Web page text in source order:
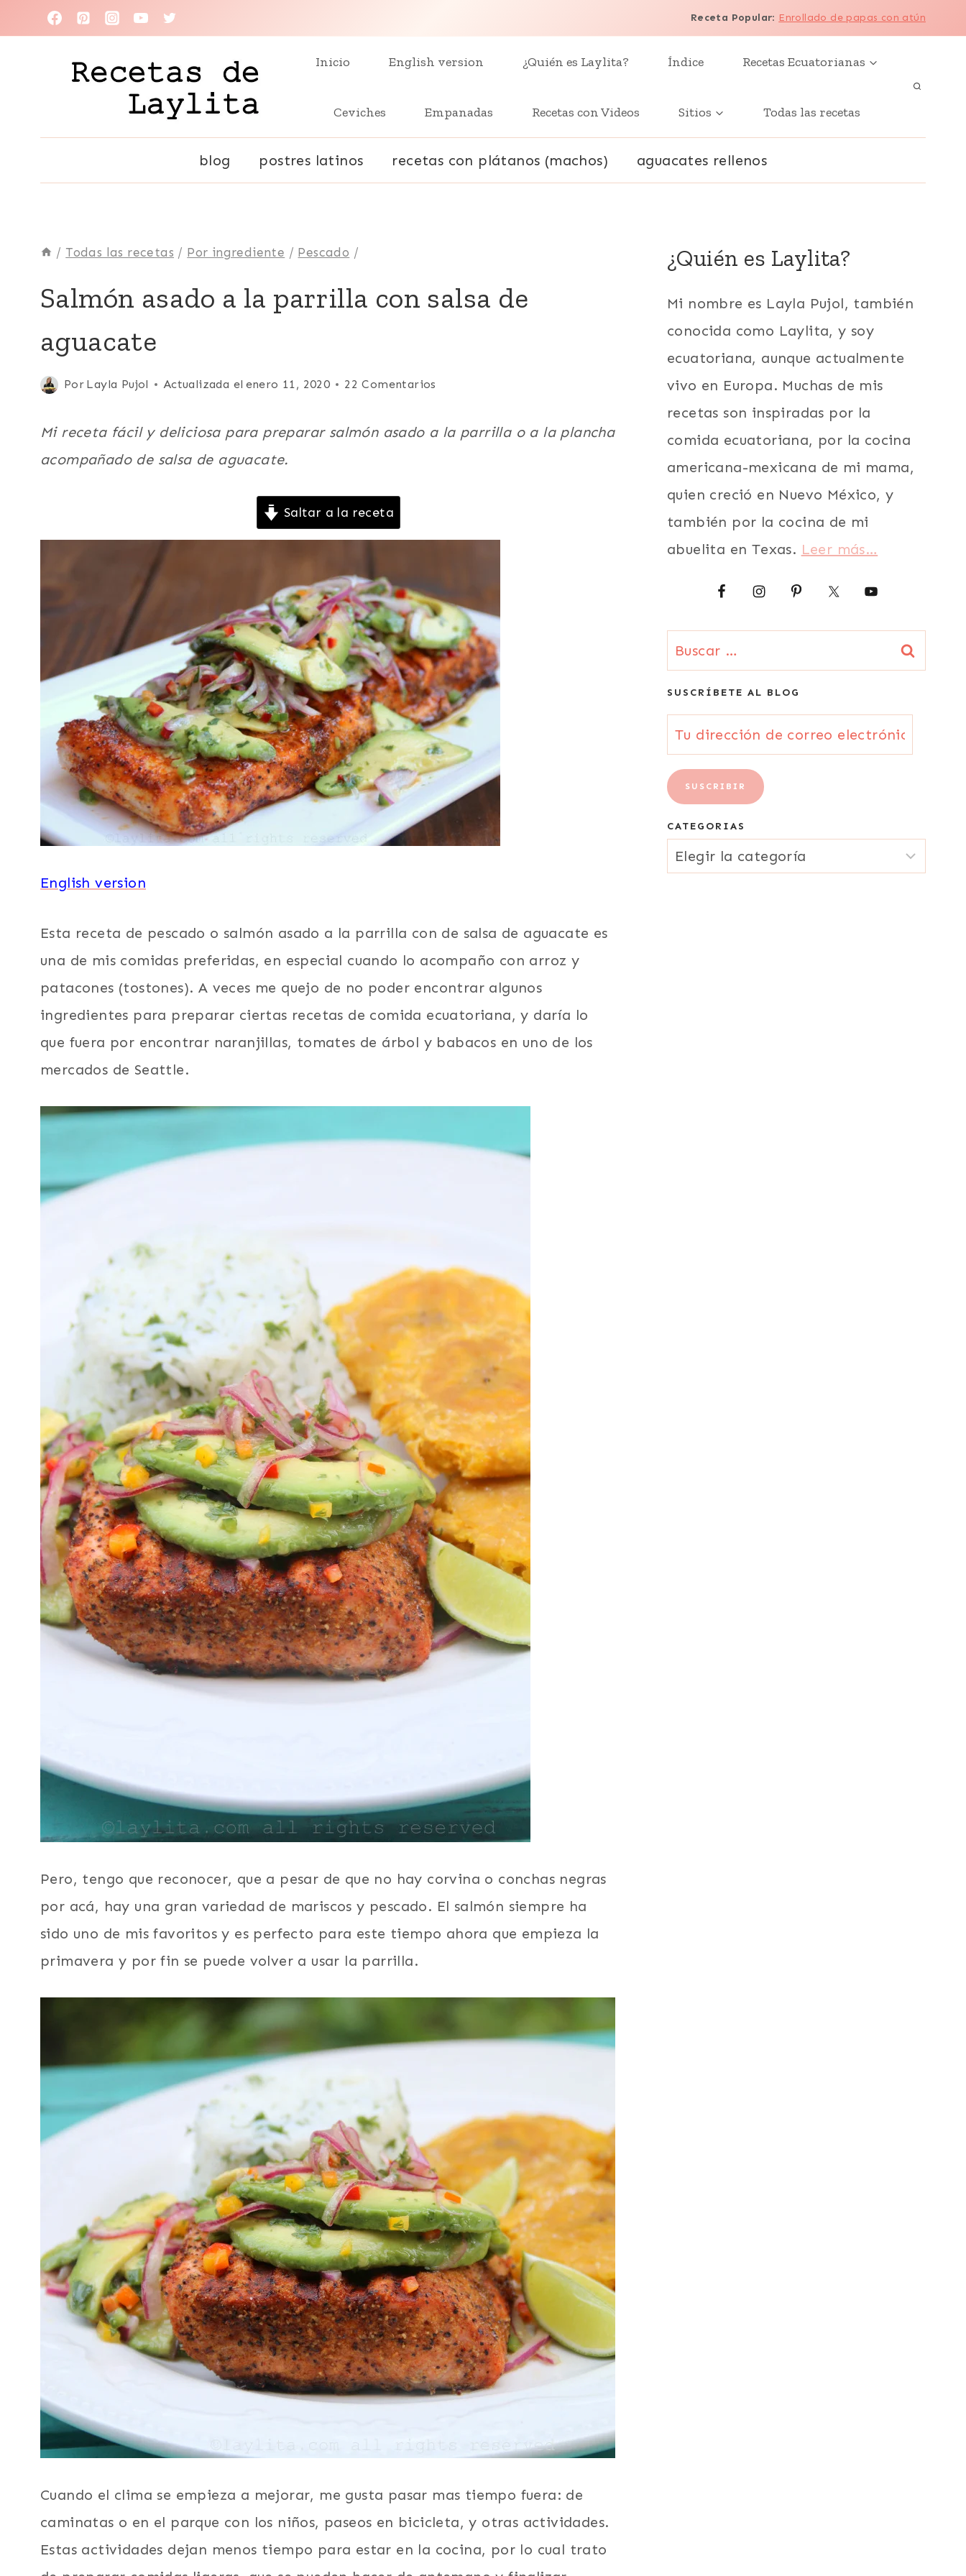
al
Receta Popular: Enrollado de papas con atún
Inicio English version ¿Quién es Laylita? Índice Recetas Ecuatorianas
Ceviches Empanadas Recetas con Videos Sitios Todas las recetas
blog postres latinos recetas con plátanos (machos) aguacates rellenos
/ Todas las recetas / Por ingrediente / Pescado /
Y
CARIBE
FÁCILES
|
Y
PALTA
PARA
CUARESMA
SALMÓN
SUDAMERICA
|
RECETAS
Salmón asado a la parrilla con salsa de
aguacate
Por Layla Pujol
Publicada
marzo 29, 2012
Actualizada el enero 11, 2020 22 Comentarios
Mi receta fácil y deliciosa para preparar salmón asado a la parrilla o a la plancha
acompañado de salsa de aguacate.
Saltar a la receta
English version
Esta receta de pescado o salmón asado a la parrilla con de salsa de aguacate es
una de mis comidas preferidas, en especial cuando lo acompaño con arroz y
patacones (tostones). A veces me quejo de no poder encontrar algunos
ingredientes para preparar ciertas recetas de comida ecuatoriana, y daría lo
que fuera por encontrar naranjillas, tomates de árbol y babacos en uno de los
mercados de Seattle.
Pero, tengo que reconocer, que a pesar de que no hay corvina o conchas negras
por acá, hay una gran variedad de mariscos y pescado. El salmón siempre ha
sido uno de mis favoritos y es perfecto para este tiempo ahora que empieza la
primavera y por fin se puede volver a usar la parrilla.
Cuando el clima se empieza a mejorar, me gusta pasar mas tiempo fuera: de
caminatas o en el parque con los niños, paseos en bicicleta, y otras actividades.
Estas actividades dejan menos tiempo para estar en la cocina, por lo cual trato
¿Quién es Laylita?
Mi nombre es Layla Pujol, también
conocida como Laylita, y soy
ecuatoriana, aunque actualmente
vivo en Europa. Muchas de mis
recetas son inspiradas por la
comida ecuatoriana, por la cocina
americana-mexicana de mi mama,
quien creció en Nuevo México, y
también por la cocina de mi
abuelita en Texas. Leer más…
Buscar:
SUSCRÍBETE AL BLOG
Tu
dirección
de
correo
electrónico
{Email}
SUSCRIBIR
CATEGORIAS
CATEGORIAS